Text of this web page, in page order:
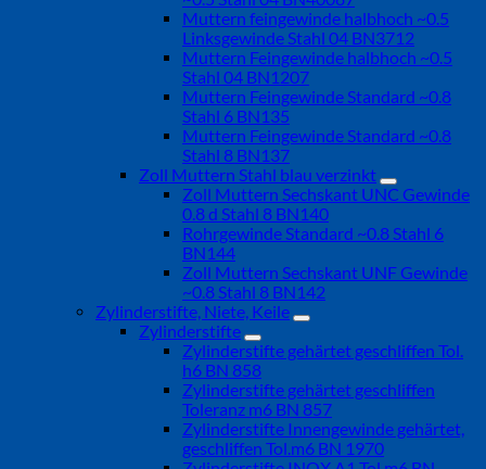
Muttern feingewinde halbhoch ~0.5
Linksgewinde Stahl 04 BN3712
Muttern Feingewinde halbhoch ~0.5
Stahl 04 BN1207
Muttern Feingewinde Standard ~0.8
Stahl 6 BN135
Muttern Feingewinde Standard ~0.8
Stahl 8 BN137
Zoll Muttern Stahl blau verzinkt
Zoll Muttern Sechskant UNC Gewinde
0.8 d Stahl 8 BN140
Rohrgewinde Standard ~0.8 Stahl 6
BN144
Zoll Muttern Sechskant UNF Gewinde
~0.8 Stahl 8 BN142
Zylinderstifte, Niete, Keile
Zylinderstifte
Zylinderstifte gehärtet geschliffen Tol.
h6 BN 858
Zylinderstifte gehärtet geschliffen
Toleranz m6 BN 857
Zylinderstifte Innengewinde gehärtet,
geschliffen Tol.m6 BN 1970